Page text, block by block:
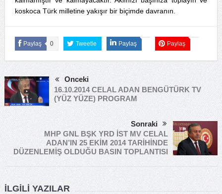
koskoca Türk milletine yakışır bir biçimde davranın.
Paylaş 0 Tweetle Paylaş Paylaş
Önceki
16.10.2014 CELAL ADAN BENGÜTÜRK TV
(YÜZ YÜZE) PROGRAM
Sonraki
MHP GNL BŞK YRD İST MV CELAL
ADAN’IN 25 EKİM 2014 TARİHİNDE
DÜZENLEMİŞ OLDUĞU BASIN TOPLANTISI
İLGILI YAZILAR